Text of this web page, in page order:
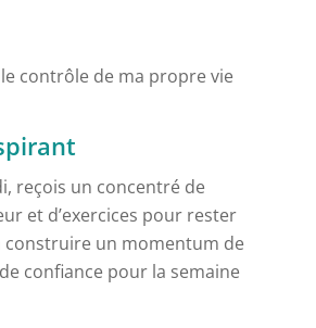
le contrôle de ma propre vie
reçois un concentré de
et d’exercices pour rester
construire un momentum de
confiance pour la semaine